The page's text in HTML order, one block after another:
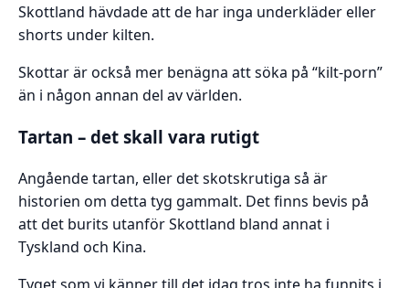
Skottland hävdade att de har inga underkläder eller
shorts under kilten.
Skottar är också mer benägna att söka på “kilt-porn”
än i någon annan del av världen.
Tartan – det skall vara rutigt
Angående tartan, eller det skotskrutiga så är
historien om detta tyg gammalt. Det finns bevis på
att det burits utanför Skottland bland annat i
Tyskland och Kina.